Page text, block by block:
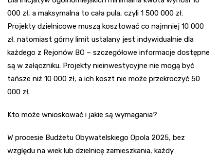
000 zł, a maksymalna to cała pula, czyli 1 500 000 zł.
Projekty dzielnicowe muszą kosztować co najmniej 10 000
zł, natomiast górny limit ustalany jest indywidualnie dla
każdego z Rejonów BO – szczegółowe informacje dostępne
są w załączniku. Projekty nieinwestycyjne nie mogą być
tańsze niż 10 000 zł, a ich koszt nie może przekroczyć 50
000 zł.
Kto może wnioskować i jakie są wymagania?
W procesie Budżetu Obywatelskiego Opola 2025, bez
względu na wiek lub dzielnicę zamieszkania, każdy